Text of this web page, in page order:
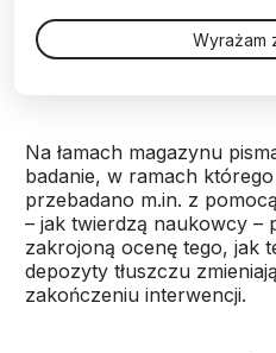
wątroby, trzustki czy
– może przynosić trwałe
Na łamach magazynu
badanie, w ramach
przebadano m.in. z
– jak twierdzą naukowcy –
zakrojoną ocenę tego, jak
depozyty tłuszczu
zakończeniu interwencji.
Wyrażam